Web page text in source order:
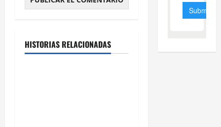
HISTORIAS RELACIONADAS
Ourense